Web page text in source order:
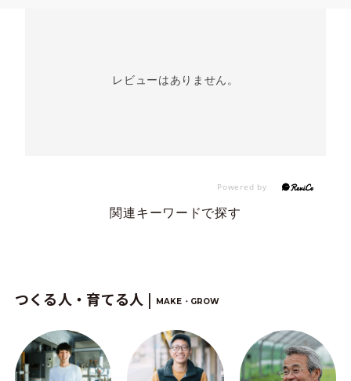
レビューはありません。
関連キーワードで探す
つくる人・育てる人 | MAKE・GROW